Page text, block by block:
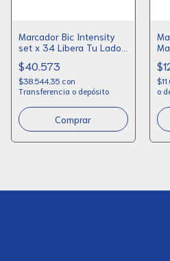
Marcador Bic Intensity
set x 34 Libera Tu Lado
$40.573
$38.544,35 con
Transferencia o depósito
o